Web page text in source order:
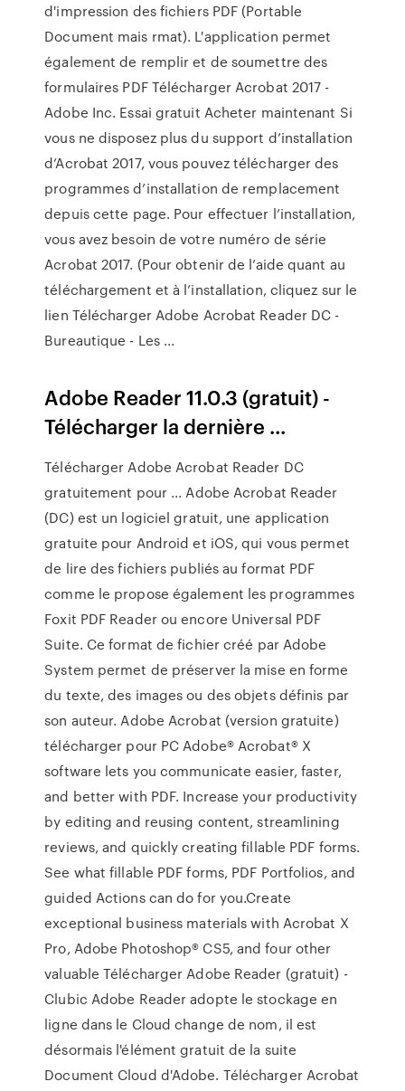
d'impression des fichiers PDF (Portable
Document mais rmat). L'application permet
également de remplir et de soumettre des
formulaires PDF Télécharger Acrobat 2017 -
Adobe Inc. Essai gratuit Acheter maintenant Si
vous ne disposez plus du support d’installation
d’Acrobat 2017, vous pouvez télécharger des
programmes d’installation de remplacement
depuis cette page. Pour effectuer l’installation,
vous avez besoin de votre numéro de série
Acrobat 2017. (Pour obtenir de l’aide quant au
téléchargement et à l’installation, cliquez sur le
lien Télécharger Adobe Acrobat Reader DC -
Bureautique - Les ...
Adobe Reader 11.0.3 (gratuit) -
Télécharger la dernière ...
Télécharger Adobe Acrobat Reader DC
gratuitement pour ... Adobe Acrobat Reader
(DC) est un logiciel gratuit, une application
gratuite pour Android et iOS, qui vous permet
de lire des fichiers publiés au format PDF
comme le propose également les programmes
Foxit PDF Reader ou encore Universal PDF
Suite. Ce format de fichier créé par Adobe
System permet de préserver la mise en forme
du texte, des images ou des objets définis par
son auteur. Adobe Acrobat (version gratuite)
télécharger pour PC Adobe® Acrobat® X
software lets you communicate easier, faster,
and better with PDF. Increase your productivity
by editing and reusing content, streamlining
reviews, and quickly creating fillable PDF forms.
See what fillable PDF forms, PDF Portfolios, and
guided Actions can do for you.Create
exceptional business materials with Acrobat X
Pro, Adobe Photoshop® CS5, and four other
valuable Télécharger Adobe Reader (gratuit) -
Clubic Adobe Reader adopte le stockage en
ligne dans le Cloud change de nom, il est
désormais l'élément gratuit de la suite
Document Cloud d'Adobe. Télécharger Acrobat